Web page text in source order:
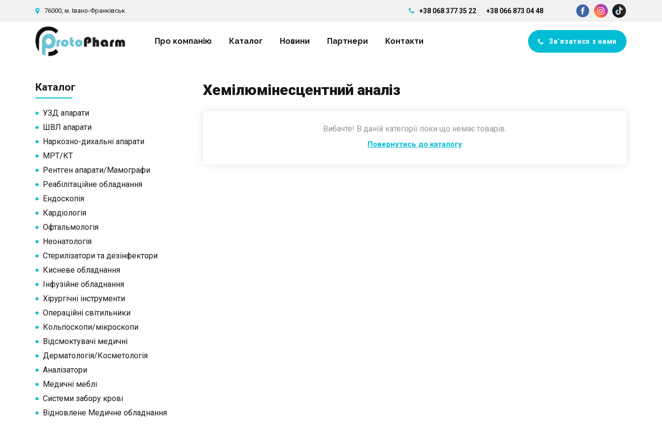
+38 068 377 35 22 +38 066 873 04 48
76000, м. Івано-Франківськ
Про компанію Каталог Новини Партнери Контакти Зв’язатися з нами
Хемілюмінесцентний аналіз
Вибачте! В даній категорії поки що немає товарів.
Повернутись до каталогу
Каталог
УЗД апарати
ШВЛ апарати
Наркозно-дихальні апарати
МРТ/КТ
Рентген апарати/Мамографи
Реабілітаційне обладнання
Ендоскопія
Кардіологія
Офтальмологія
Неонатологія
Стерилізатори та дезінфектори
Кисневе обладнання
Інфузійне обладнання
Хірургічні інструменти
Операційні світильники
Кольпоскопи/мікроскопи
Відсмоктувачі медичні
Дерматологія/Косметологія
Аналізатори
Медичні меблі
Системи забору крові
Відновлене Медичне обладнання